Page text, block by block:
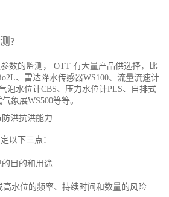
?
数的监测， OTT 有大量产品供选择，比
、雷达降水传感器WS100、流量流速计
泡水位计CBS、压力水位计PLS、自排式
象展WS500等等。
以下三点：
目的和用途
水位的频率、持续时间和数量的风险